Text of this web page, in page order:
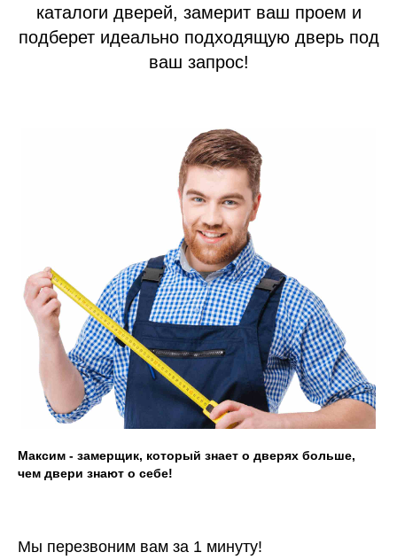
каталоги дверей, замерит ваш проем и
подберет идеально подходящую дверь под
ваш запрос!
Максим - замерщик, который знает о дверях больше,
чем двери знают о себе!
Мы перезвоним вам за 1 минуту!
Александрович, ИНН 244602309980, ОГРНИП
+7 (913) 031 41 21
info@prom124.ru
г. Красноярск
ул. Мартынова, 30
Наши работы
Тамбурные двери
Подъездные двери
Перегородки на этаж